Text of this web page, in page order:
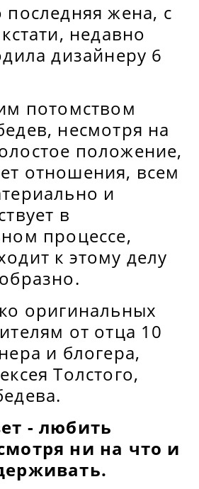
жена, с
недавно
дизайнеру 6
потомством
несмотря на
положение,
отношения, всем
и
в
процессе,
к этому делу
оригинальных
от отца 10
и блогера,
Толстого,
- любить
ни на что и